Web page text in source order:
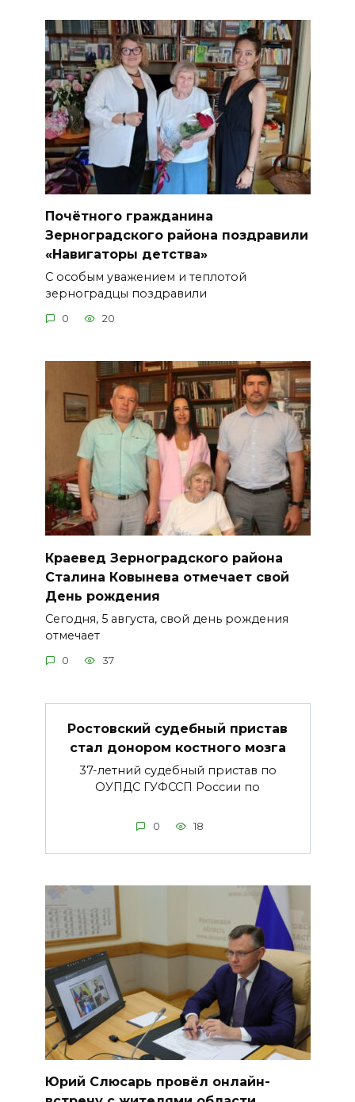
Почётного гражданина
Зерноградского района поздравили
«Навигаторы детства»
С особым уважением и теплотой
зерноградцы поздравили
0 20
Краевед Зерноградского района
Сталина Ковынева отмечает свой
День рождения
Сегодня, 5 августа, свой день рождения
отмечает
0 37
Ростовский судебный пристав
стал донором костного мозга
37-летний судебный пристав по
ОУПДС ГУФССП России по
0 18
Юрий Слюсарь провёл онлайн-